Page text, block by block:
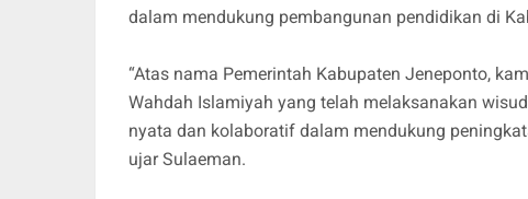
dalam mendukung pembangunan pendidikan di
“Atas nama Pemerintah Kabupaten Jeneponto,
Wahdah Islamiyah yang telah melaksanakan
nyata dan kolaboratif dalam mendukung
ujar Sulaeman.